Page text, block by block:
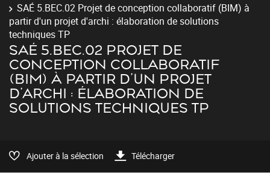
SAÉ 5.BEC.02 Projet de conception collaboratif (BIM) à
partir d'un projet d'archi : élaboration de solutions
techniques TP
SAÉ 5.BEC.02 PROJET DE
CONCEPTION COLLABORATIF
(BIM) À PARTIR D'UN PROJET
D'ARCHI : ÉLABORATION DE
SOLUTIONS TECHNIQUES TP
Ajouter à la sélection Télécharger